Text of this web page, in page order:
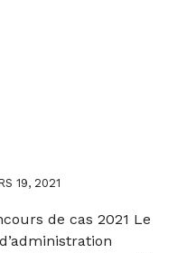
19, 2021
de cas 2021 Le